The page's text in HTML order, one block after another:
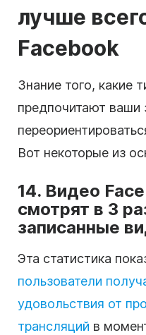
лучше
Facebook
Знание того, какие
предпочитают ваши
Вот некоторые из
14. Видео
смотрят в 3
записанные
Эта статистика
пользователи
удовольствия от
трансляций в